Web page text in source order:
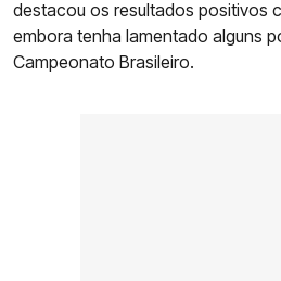
destacou os resultados positivos
embora tenha lamentado alguns
Campeonato Brasileiro.